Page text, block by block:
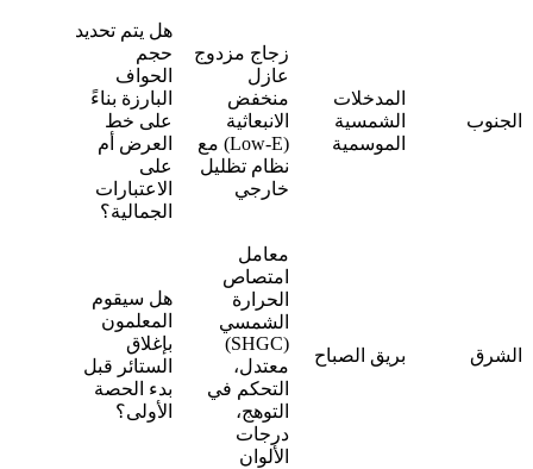
الجنوب
المدخلات
الشمسية
الموسمية
زجاج مزدوج
عازل
منخفض
الانبعاثية
(Low-E) مع
نظام تظليل
خارجي
هل يتم تحديد
حجم
الحواف
البارزة بناءً
على خط
العرض أم
على
الاعتبارات
الجمالية؟
الشرق بريق الصباح
معامل
امتصاص
الحرارة
الشمسي
(SHGC)
معتدل،
التحكم في
التوهج،
درجات
الألوان
هل سيقوم
المعلمون
بإغلاق
الستائر قبل
بدء الحصة
الأولى؟